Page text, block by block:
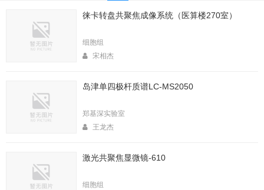
生命科学实验中心2025年暑期值班表
2025年4月春季大型仪器培训安排
生命科学实验中心2026年暑期值班表
2026年春季大型仪器培训安排
徕卡转盘共聚焦成像系统（医算楼270室）
细胞组
宋相杰
岛津单四极杆质谱LC-MS2050
郑基深实验室
王龙杰
激光共聚焦显微镜-610
细胞组